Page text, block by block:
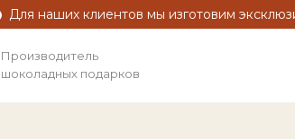
Для наших клиентов мы изготовим
Производитель
шоколадных подарков